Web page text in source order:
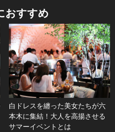
おすすめ
白ドレスを纏った美女たちが六
本木に集結！大人を高揚させる
サマーイベントとは